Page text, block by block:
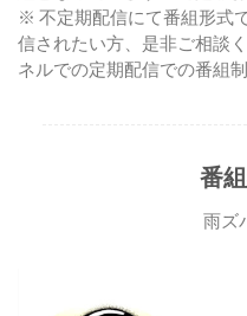
※ 不定期配信にて番組形式
信されたい方、是非ご相談
ネルでの定期配信での番組
番
雨ズ